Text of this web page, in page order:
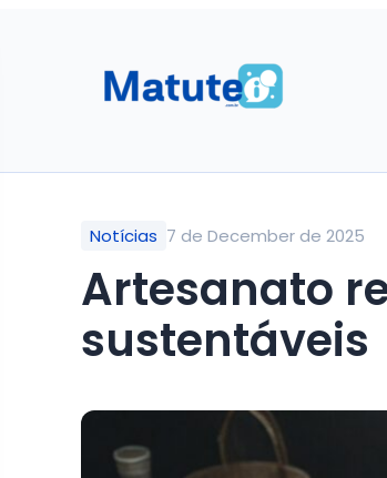
Notícias 7 de December de 2025
Artesanato
sustentáveis